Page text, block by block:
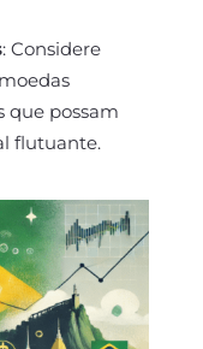
: Considere
que possam
flutuante.